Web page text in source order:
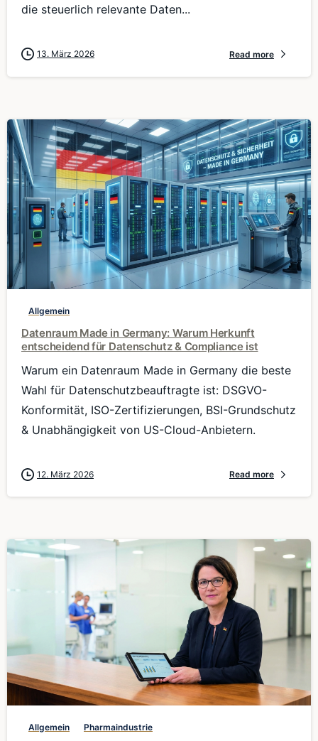
die steuerlich relevante Daten...
13. März 2026 Read more
0
Allgemein
Datenraum Made in Germany: Warum Herkunft
entscheidend für Datenschutz & Compliance ist
Warum ein Datenraum Made in Germany die beste
Wahl für Datenschutzbeauftragte ist: DSGVO-
Konformität, ISO-Zertifizierungen, BSI-Grundschutz
& Unabhängigkeit von US-Cloud-Anbietern.
12. März 2026 Read more
Allgemein Pharmaindustrie